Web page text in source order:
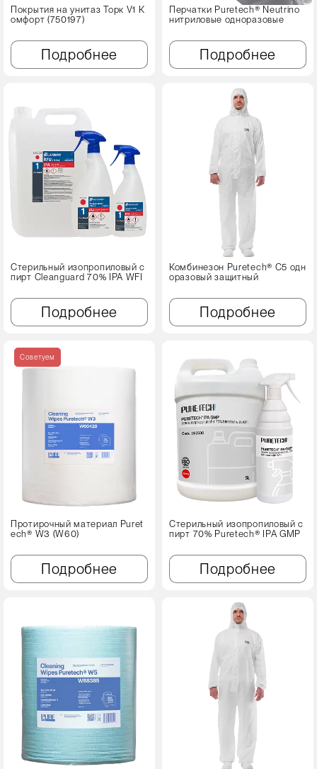
Покрытия на унитаз Торк V1 К
омфорт (750197)
Подробнее
Перчатки Puretech® Neutrino
нитриловые одноразовые
Подробнее
Стерильный изопропиловый с
пирт Cleanguard 70% IPA WFI
Подробнее
Комбинезон Puretech® C5 одн
оразовый защитный
Подробнее
Советуем
Протирочный материал Puret
ech® W3 (W60)
Подробнее
Стерильный изопропиловый с
пирт 70% Puretech® IPA GMP
Подробнее